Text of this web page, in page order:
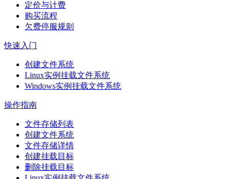
定价与计费
购买流程
欠费停服规则
快速入门
创建文件系统
Linux实例挂载文件系统
Windows实例挂载文件系统
操作指南
文件存储列表
创建文件系统
文件存储详情
创建挂载目标
删除挂载目标